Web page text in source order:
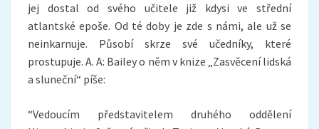
jej dostal od svého učitele již kdysi ve střední
atlantské epoše. Od té doby je zde s námi, ale už se
neinkarnuje. Působí skrze své učedníky, které
prostupuje. A. A: Bailey o něm v knize „Zasvěcení lidská
a sluneční“ píše:
“Vedoucím představitelem druhého oddělení